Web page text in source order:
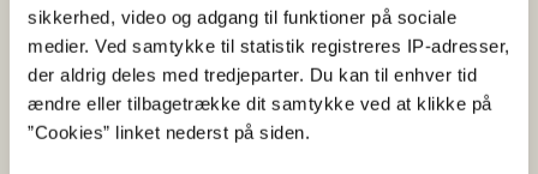
sikkerhed, video og adgang til funktioner på sociale
medier. Ved samtykke til statistik registreres IP-adresser,
der aldrig deles med tredjeparter. Du kan til enhver tid
ændre eller tilbagetrække dit samtykke ved at klikke på
”Cookies” linket nederst på siden.
Vi går i gang med at beregne
eventuelt krav om obligatoriske
målrettede efterafgrøder